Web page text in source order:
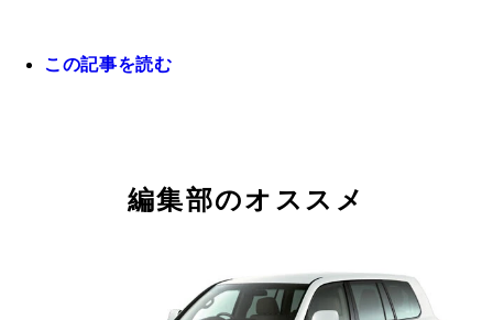
トカメラ単体では最大48時間（後録画）監視【「
この記事を読む
編集部のオススメ